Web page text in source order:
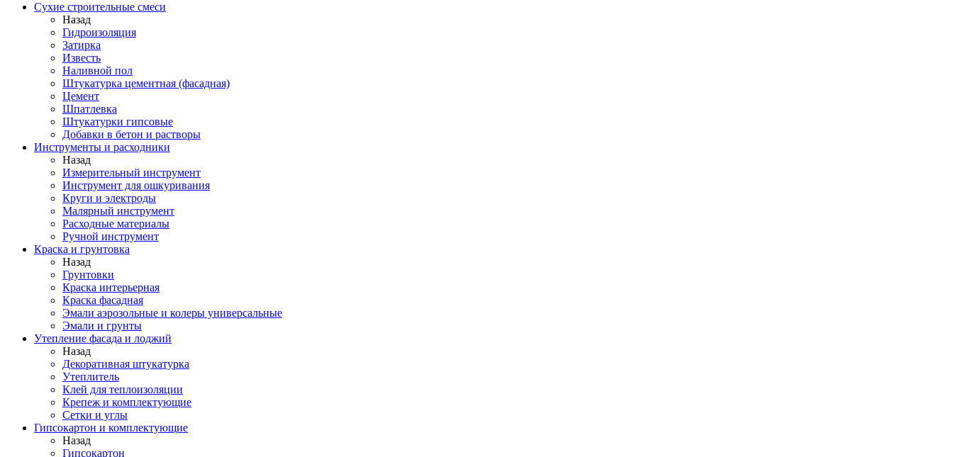
Сухие строительные смеси
Назад
Гидроизоляция
Затирка
Известь
Наливной пол
Штукатурка цементная (фасадная)
Цемент
Шпатлевка
Штукатурки гипсовые
Добавки в бетон и растворы
Инструменты и расходники
Назад
Измерительный инструмент
Инструмент для ошкуривания
Круги и электроды
Малярный инструмент
Расходные материалы
Ручной инструмент
Краска и грунтовка
Назад
Грунтовки
Краска интерьерная
Краска фасадная
Эмали аэрозольные и колеры универсальные
Эмали и грунты
Утепление фасада и лоджий
Назад
Декоративная штукатурка
Утеплитель
Клей для теплоизоляции
Крепеж и комплектующие
Сетки и углы
Гипсокартон и комплектующие
Назад
Гипсокартон